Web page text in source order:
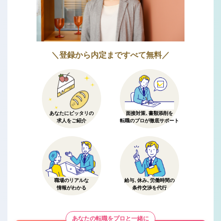
＼登録から内定まですべて無料／
あなたにピッタリの
求人をご紹介
面接対策、書類添削を
転職のプロが徹底サポート
職場のリアルな
情報がわかる
給与、休み、労働時間の
条件交渉を代行
あなたの転職をプロと一緒に